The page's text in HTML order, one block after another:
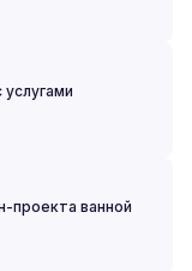
проекта ванной